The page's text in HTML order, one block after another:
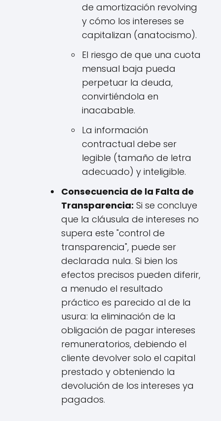
de amortización revolving
y cómo los intereses se
capitalizan (anatocismo).
El riesgo de que una cuota
mensual baja pueda
perpetuar la deuda,
convirtiéndola en
inacabable.
La información
contractual debe ser
legible (tamaño de letra
adecuado) y inteligible.
Consecuencia de la Falta de
Transparencia: Si se concluye
que la cláusula de intereses no
supera este "control de
transparencia", puede ser
declarada nula. Si bien los
efectos precisos pueden diferir,
a menudo el resultado
práctico es parecido al de la
usura: la eliminación de la
obligación de pagar intereses
remuneratorios, debiendo el
cliente devolver solo el capital
prestado y obteniendo la
devolución de los intereses ya
pagados.